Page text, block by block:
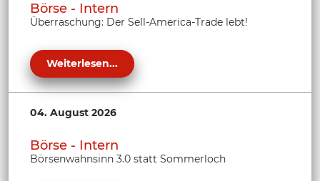
Börse - Intern
Überraschung: Der Sell-America-Trade lebt!
Weiterlesen...
04. August 2026
Börse - Intern
Börsenwahnsinn 3.0 statt Sommerloch